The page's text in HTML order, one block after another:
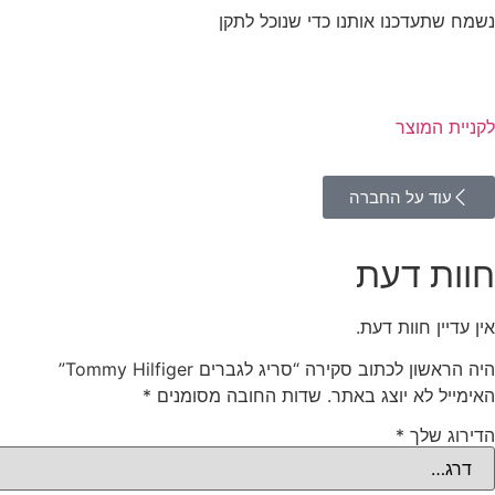
נשמח שתעדכנו אותנו כדי שנוכל לתקן
לקניית המוצר
עוד על החברה
חוות דעת
אין עדיין חוות דעת.
היה הראשון לכתוב סקירה “סריג לגברים Tommy Hilfiger”
האימייל לא יוצג באתר. שדות החובה מסומנים *
הדירוג שלך *